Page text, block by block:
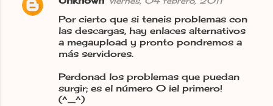
Por cierto que si teneis problemas con
las descargas, hay enlaces alternativos
a megaupload y pronto pondremos a
más servidores.
Perdonad los problemas que puedan
surgir; es el número 0 ¡el primero!
(^_^)